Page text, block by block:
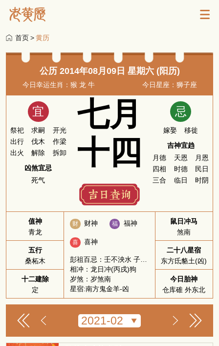
首页>黄历
公历 2014年08月09日 星期六 (阳历)
今日幸运生肖：猴 龙 牛 今日星座：狮子座
宜
祭祀 求嗣
开光
出行
伐木
作梁
出火
解除
拆卸
凶煞宜忌
死气
七月
十四
忌
嫁娶
移徙
吉神宜趋
月德
天恩
月恩
四相
时德
民日
三合
临日 时阴
值神
青龙
五行
桑柘木
十二建除
定
财 财神 福 福神
喜 喜神
彭祖百忌：壬不泱水 子不问卜
相冲：龙日冲(丙戌)狗
岁煞：岁煞南
星宿:南方鬼金羊-凶
鼠日冲马
煞南
二十八星宿
东方氐貉土(凶)
今日胎神
仓库碓 外东北